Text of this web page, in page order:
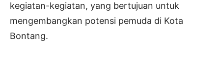
kegiatan-kegiatan, yang bertujuan untuk
mengembangkan potensi pemuda di Kota
Bontang.